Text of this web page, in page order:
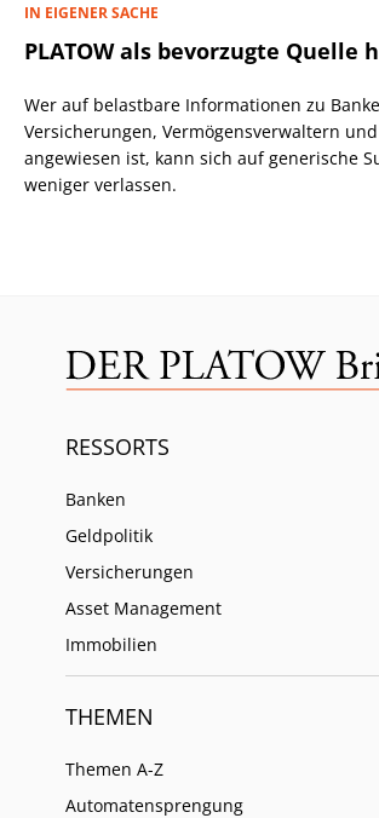
IN EIGENER SACHE
PLATOW als bevorzugte Quelle
Wer auf belastbare Informationen zu
Versicherungen, Vermögensverwaltern
angewiesen ist, kann sich auf generische
weniger verlassen.
RESSORTS
Banken
Geldpolitik
Versicherungen
Asset Management
Immobilien
THEMEN
Themen A-Z
Automatensprengung